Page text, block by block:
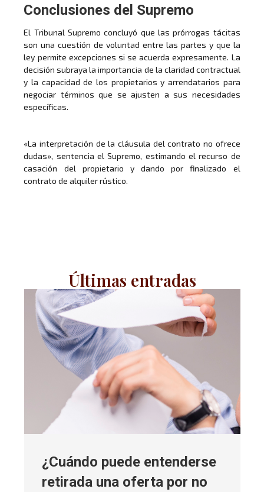
Conclusiones del Supremo
El Tribunal Supremo concluyó que las prórrogas tácitas
son una cuestión de voluntad entre las partes y que la
ley permite excepciones si se acuerda expresamente. La
decisión subraya la importancia de la claridad contractual
y la capacidad de los propietarios y arrendatarios para
negociar términos que se ajusten a sus necesidades
específicas.
«La interpretación de la cláusula del contrato no ofrece
dudas», sentencia el Supremo, estimando el recurso de
casación del propietario y dando por finalizado el
contrato de alquiler rústico.
Últimas entradas
¿Cuándo puede entenderse
retirada una oferta por no